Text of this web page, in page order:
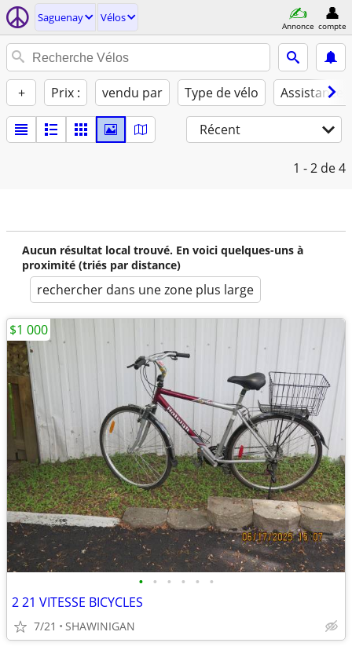
Saguenay Vélos
Annonce compte
+ Prix : vendu par Type de vélo Assistance
Récent
1 - 2 de 4
Aucun résultat local trouvé. En voici quelques-uns à
proximité (triés par distance)
rechercher dans une zone plus large
• • • • • •
2 21 VITESSE BICYCLES
7/21 SHAWINIGAN
$1 000